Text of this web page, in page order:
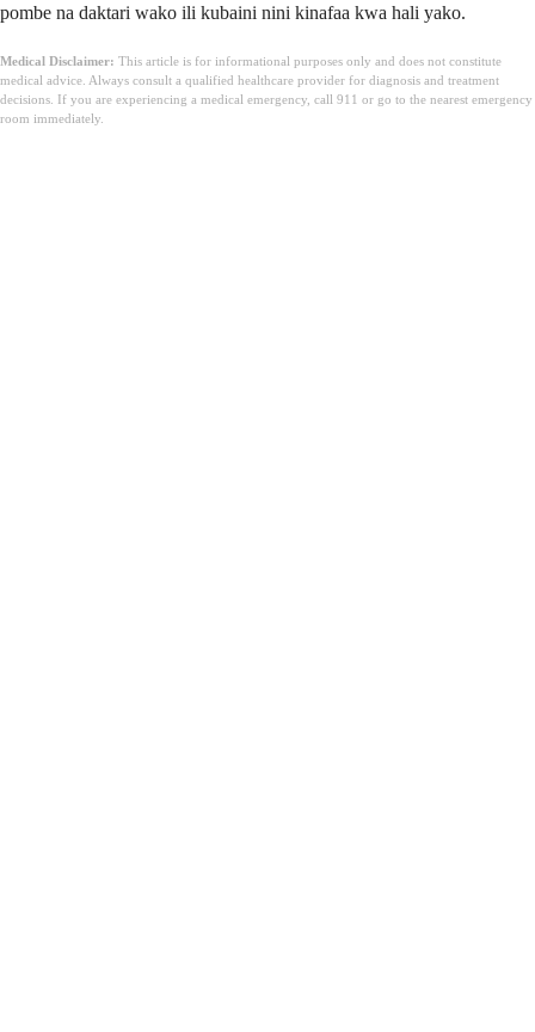
pombe na daktari wako ili kubaini nini kinafaa kwa hali yako.
Medical Disclaimer: This article is for informational purposes only and does not constitute
medical advice. Always consult a qualified healthcare provider for diagnosis and treatment
decisions. If you are experiencing a medical emergency, call 911 or go to the nearest emergency
room immediately.